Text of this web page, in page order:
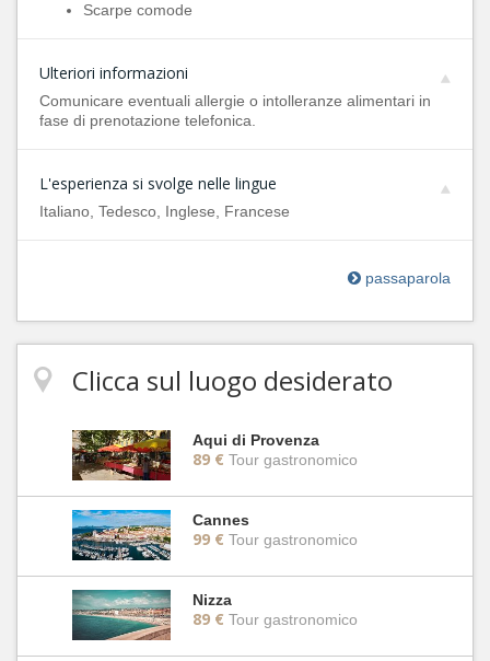
Scarpe comode
Ulteriori informazioni
Comunicare eventuali allergie o intolleranze alimentari in
fase di prenotazione telefonica.
L'esperienza si svolge nelle lingue
Italiano, Tedesco, Inglese, Francese
passaparola
Clicca sul luogo desiderato
Aqui di Provenza
89 € Tour gastronomico
Cannes
99 € Tour gastronomico
Nizza
89 € Tour gastronomico